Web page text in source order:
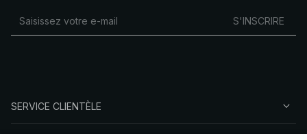
S'INSCRIRE
SERVICE CLIENTÈLE